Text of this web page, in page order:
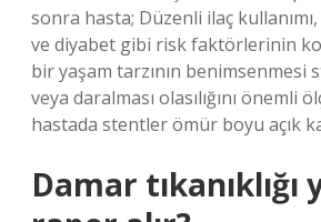
sonra hasta; Düzenli ilaç
ve diyabet gibi risk faktörlerinin
bir yaşam tarzının benimsenmesi
veya daralması olasılığını önemli
hastada stentler ömür boyu açık
Damar tıkanıklığı